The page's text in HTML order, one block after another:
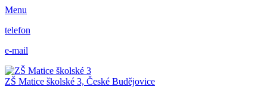
Menu
telefon
e-mail
ZŠ Matice školské 3, České Budějovice